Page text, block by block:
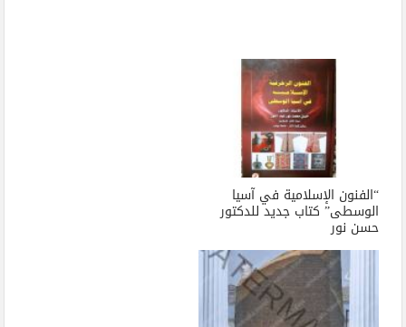
“الفنون الإسلامية في آسيا
الوسطى” كتاب جديد للدكتور
حسن نور